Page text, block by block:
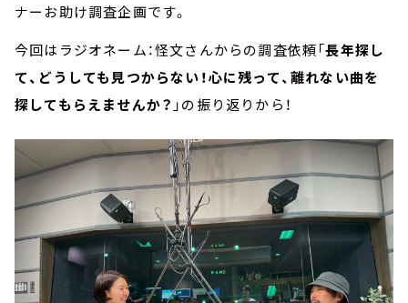
ナーお助け調査企画です。
今回はラジオネーム：怪文さんからの調査依頼「長年探し
て、どうしても見つからない！心に残って、離れない曲を
探してもらえませんか？ 」の振り返りから！